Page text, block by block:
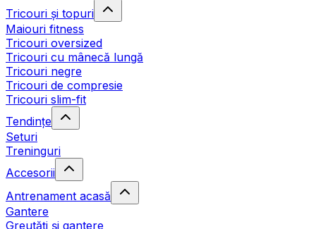
Tricouri și topuri
Maiouri fitness
Tricouri oversized
Tricouri cu mânecă lungă
Tricouri negre
Tricouri de compresie
Tricouri slim-fit
Tendințe
Seturi
Treninguri
Accesorii
Antrenament acasă
Gantere
Greutăți și gantere